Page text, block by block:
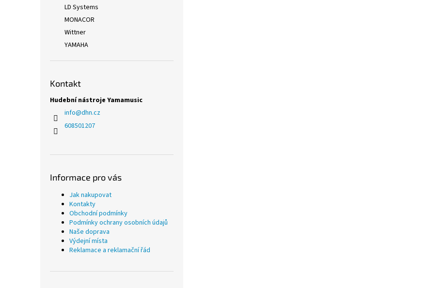
LD Systems
MONACOR
Wittner
YAMAHA
Kontakt
Hudební nástroje Yamamusic
info@dhn.cz
608501207
Informace pro vás
Jak nakupovat
Kontakty
Obchodní podmínky
Podmínky ochrany osobních údajů
Naše doprava
Výdejní místa
Reklamace a reklamační řád